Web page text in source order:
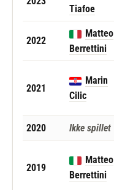
Tiafoe
2022
Matteo
Berrettini
2021
Marin
Cilic
2020 Ikke spillet
2019
Matteo
Berrettini